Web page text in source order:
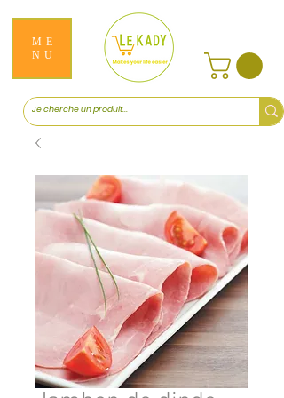
ME
NU